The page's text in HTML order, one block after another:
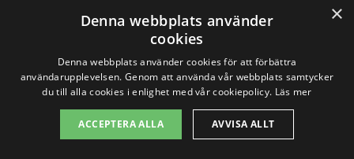
Sök efter en
professionell för
trädbeskärning i andra
städer nära Tofta
×
Denna webbplats använder
cookies
Denna webbplats använder cookies för att förbättra
användarupplevelsen. Genom att använda vår webbplats samtycker
du till alla cookies i enlighet med vår cookiepolicy. Läs mer
ACCEPTERA ALLA AVVISA ALLT